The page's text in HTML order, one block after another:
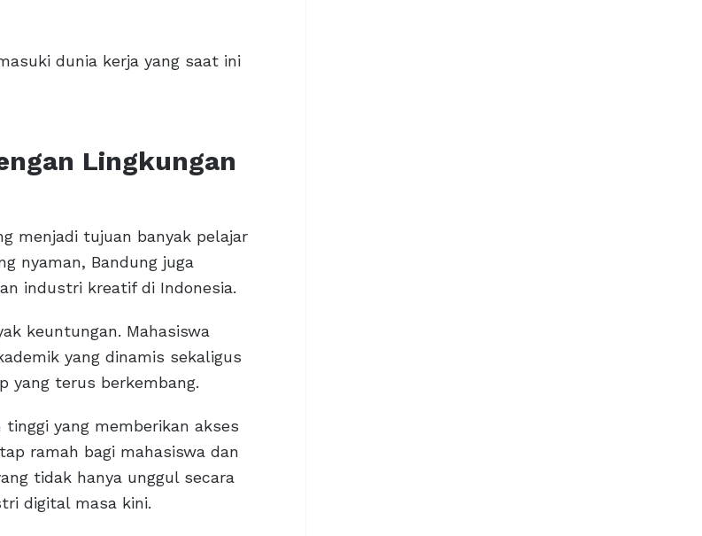
dunia kerja yang saat ini
Lingkungan
menjadi tujuan banyak pelajar
nyaman, Bandung juga
industri kreatif di Indonesia.
keuntungan. Mahasiswa
yang dinamis sekaligus
yang terus berkembang.
tinggi yang memberikan akses
ramah bagi mahasiswa dan
tidak hanya unggul secara
digital masa kini.